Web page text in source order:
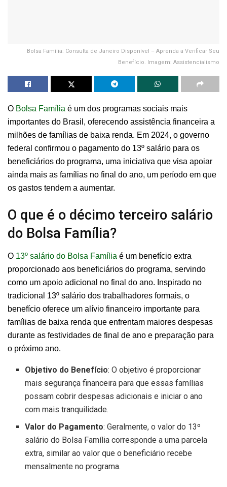
Bolsa Família: Consulta de Janeiro Disponível – Aprenda a Verificar Seu
Benefício. Imagem: Assistencialismo
O Bolsa Família é um dos programas sociais mais
importantes do Brasil, oferecendo assistência financeira a
milhões de famílias de baixa renda. Em 2024, o governo
federal confirmou o pagamento do 13º salário para os
beneficiários do programa, uma iniciativa que visa apoiar
ainda mais as famílias no final do ano, um período em que
os gastos tendem a aumentar.
O que é o décimo terceiro salário
do Bolsa Família?
O 13º salário do Bolsa Família é um benefício extra
proporcionado aos beneficiários do programa, servindo
como um apoio adicional no final do ano. Inspirado no
tradicional 13º salário dos trabalhadores formais, o
benefício oferece um alívio financeiro importante para
famílias de baixa renda que enfrentam maiores despesas
durante as festividades de final de ano e preparação para
o próximo ano.
Objetivo do Benefício: O objetivo é proporcionar
mais segurança financeira para que essas famílias
possam cobrir despesas adicionais e iniciar o ano
com mais tranquilidade.
Valor do Pagamento: Geralmente, o valor do 13º
salário do Bolsa Família corresponde a uma parcela
extra, similar ao valor que o beneficiário recebe
mensalmente no programa.